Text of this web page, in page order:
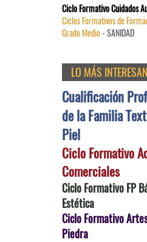
Ciclo Formativo Cuidados
Ciclos Formativos de
Grado Medio- SANIDAD
LO MÁS
Cualificación
de la Familia
Piel
Ciclo Formativo
Comerciales
Ciclo Formativo FP
Estética
Ciclo Formativo
Piedra